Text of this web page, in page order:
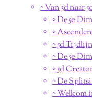
◦ Van 3d naar
◦ De 5e
◦
◦ 5d Tijdlijn
◦ De 5e
◦ 5d
◦ De
◦ Welkom